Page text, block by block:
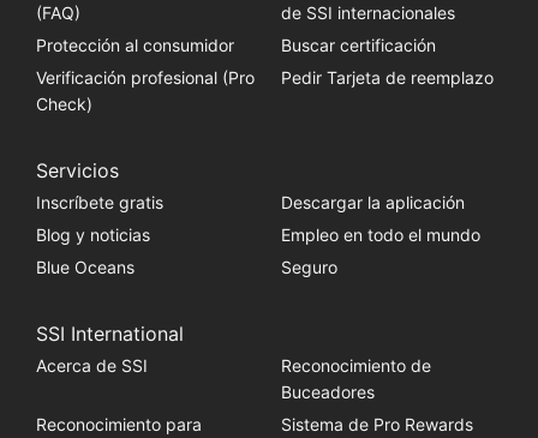
(FAQ)
de SSI internacionales
Protección al consumidor
Buscar certificación
Verificación profesional (Pro
Check)
Pedir Tarjeta de reemplazo
Servicios
Inscríbete gratis
Descargar la aplicación
Blog y noticias
Empleo en todo el mundo
Blue Oceans
Seguro
SSI International
Acerca de SSI
Reconocimiento de
Buceadores
Reconocimiento para
Sistema de Pro Rewards